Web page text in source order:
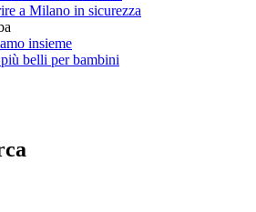
a Milano in sicurezza
insieme
belli per bambini